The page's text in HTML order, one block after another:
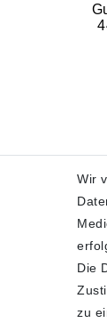
Wir
Die
zu